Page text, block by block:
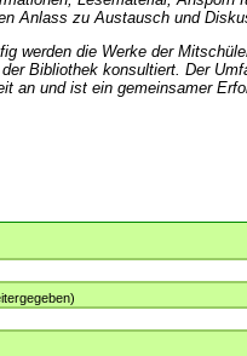
Anlass zu Austausch und
werden die Werke der
Bibliothek konsultiert. Der
an und ist ein gemeinsamer